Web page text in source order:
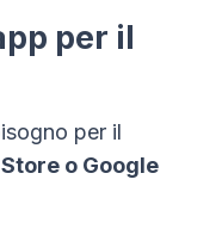
per il
per il
o Google